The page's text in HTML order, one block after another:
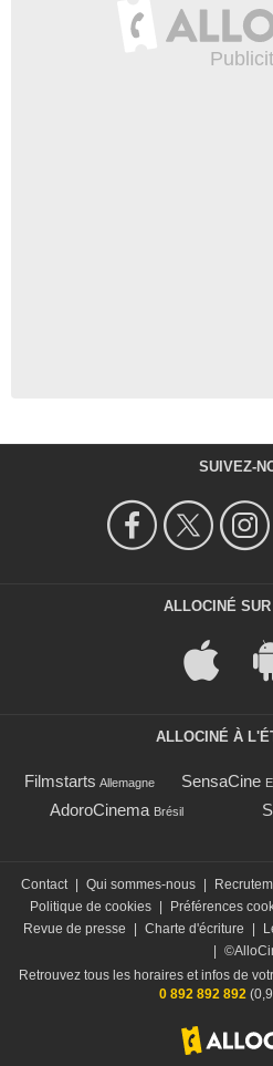
SUIVEZ-
ALLOCINÉ
ALLOCINÉ À
Filmstarts Allemagne SensaCine
AdoroCinema Brésil
Contact Qui sommes-nous
Politique de cookies
Préférences
Revue de presse
Charte d'écriture
Retrouvez tous les horaires et infos de
0 892 892 892